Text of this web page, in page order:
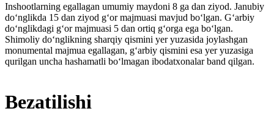
Inshootlarning egallagan umumiy maydoni 8 ga dan ziyod. Janubiy
doʻnglikda 15 dan ziyod gʻor majmuasi mavjud boʻlgan. Gʻarbiy
doʻnglikdagi gʻor majmuasi 5 dan ortiq gʻorga ega boʻlgan.
Shimoliy doʻnglikning sharqiy qismini yer yuzasida joylashgan
monumental majmua egallagan, gʻarbiy qismini esa yer yuzasiga
qurilgan uncha hashamatli boʻlmagan ibodatxonalar band qilgan.
Bezatilishi